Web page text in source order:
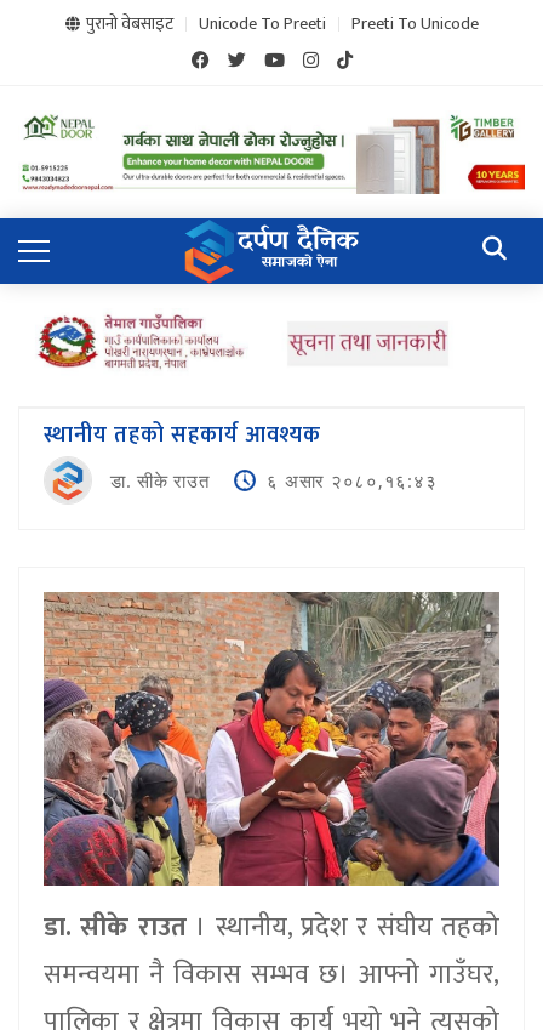
पुरानो वेबसाइट Unicode To Preeti Preeti To Unicode
स्थानीय तहको सहकार्य आवश्यक
डा. सीके राउत ६ असार २०८०,१६:४३
डा. सीके राउत। स्थानीय, प्रदेश र संघीय तहको
समन्वयमा नै विकास सम्भव छ। आफ्नो गाउँघर,